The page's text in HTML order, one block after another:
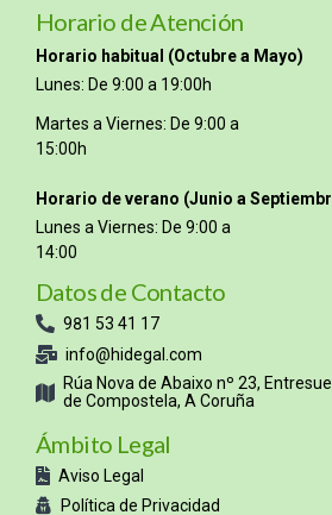
Horario de Atención
Horario habitual (Octubre a Mayo)
Lunes: De 9:00 a 19:00h
Martes a Viernes: De 9:00 a
15:00h
Horario de verano (Junio a
Lunes a Viernes: De 9:00 a
14:00
Datos de Contacto
981 53 41 17
info@hidegal.com
Rúa Nova de Abaixo nº 23,
de Compostela, A Coruña
Ámbito Legal
Aviso Legal
Política de Privacidad